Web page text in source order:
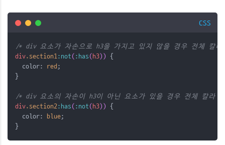
CSS
/* div 요소가 자손으로 h3을 가지고 있지 않을 경우 전체 칼
div.section1 :not( :has(h3)) {
  color:
red ;
}
/* div 요소의 자손이 h3이 아닌 요소가 있을 경우 전체 칼라
div.section2 :has( :not(h3)) {
  color:
blue;
}